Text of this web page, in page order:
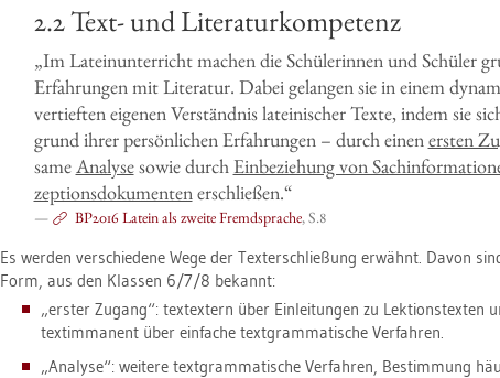
2.2 Text- und Li­te­ra­tur­kom­pe­tenz
„Im La­tein­un­ter­richt ma­chen die Schü­le­rin­nen und Schü­ler
Er­fah­run­gen mit Li­te­ra­tur. Dabei ge­lan­gen sie in einem
ver­tief­ten ei­ge­nen Ver­ständ­nis la­tei­ni­scher Texte, indem sie
grund ihrer per­sön­li­chen Er­fah­run­gen – durch eineners­ten
sa­meAna­ly­sesowie durchEin­be­zie­hung von
zep­ti­ons­do­ku­men­tener­schlie­ßen.“
BP2016 La­tein als zwei­te Fremd­spra­che, S.8
Es wer­den ver­schie­de­ne Wege der Tex­ter­schlie­ßung er­wähnt. Davon
Form, aus den Klas­sen 6/7/8 be­kannt:
„ers­ter Zu­gang“: tex­tex­tern über Ein­lei­tun­gen zu Lek­ti­ons­tex­ten
tex­timma­nent über ein­fa­che text­gram­ma­ti­sche Ver­fah­ren.
„Ana­ly­se“: wei­te­re text­gram­ma­ti­sche Ver­fah­ren, Be­stim­mung